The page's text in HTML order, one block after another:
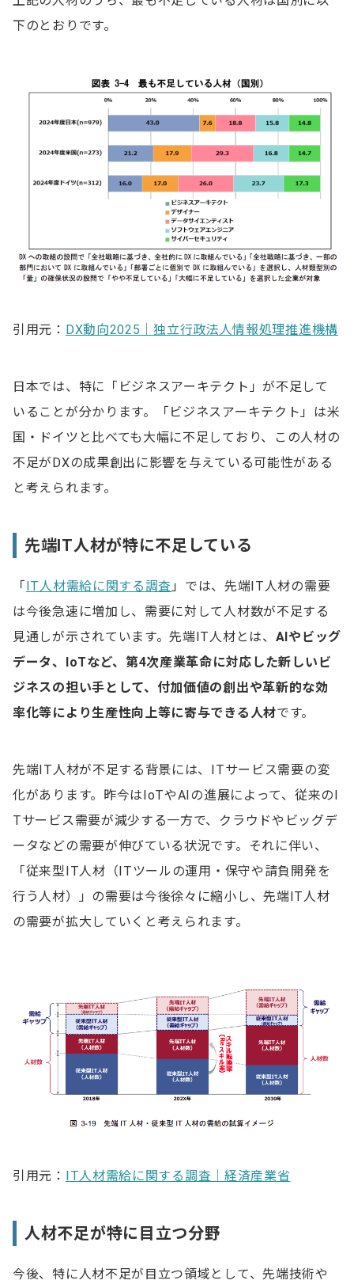
下のとおりです。
引用元： DX動向2025｜独立行政法人情報処理推進機構
日本では、特に「ビジネスアーキテクト」が不足して
いることが分かります。「ビジネスアーキテクト」は米
国・ドイツと比べても大幅に不足しており、この人材の
不足がDXの成果創出に影響を与えている可能性がある
と考えられます。
先端IT人材が特に不足している
「 IT人材需給に関する調査 」では、先端IT人材の需要
は今後急速に増加し、需要に対して人材数が不足する
見通しが示されています。先端IT人材とは、 AIやビッグ
データ、IoTなど、第4次産業革命に対応した新しいビ
ジネスの担い手として、付加価値の創出や革新的な効
率化等により生産性向上等に寄与できる人材です。
先端IT人材が不足する背景には、ITサービス需要の変
化があります。昨今はIoTやAIの進展によって、従来のI
Tサービス需要が減少する一方で、クラウドやビッグデ
ータなどの需要が伸びている状況です。それに伴い、
「従来型IT人材（ITツールの運用・保守や請負開発を
行う人材）」の需要は今後徐々に縮小し、先端IT人材
の需要が拡大していくと考えられます。
引用元： IT人材需給に関する調査｜経済産業省
人材不足が特に目立つ分野
今後、特に人材不足が目立つ領域として、先端技術や